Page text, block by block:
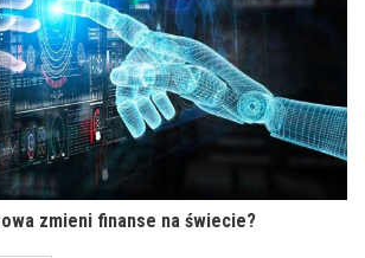
zmieni finanse na świecie?